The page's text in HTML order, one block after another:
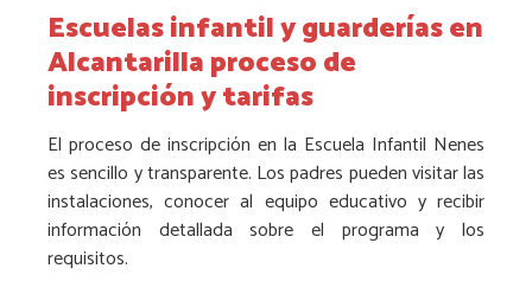
Escuelas infantil y guarderías en
Alcantarilla proceso de
inscripción y tarifas
El proceso de inscripción en la Escuela Infantil Nenes
es sencillo y transparente. Los padres pueden visitar las
instalaciones, conocer al equipo educativo y recibir
información detallada sobre el programa y los
requisitos.